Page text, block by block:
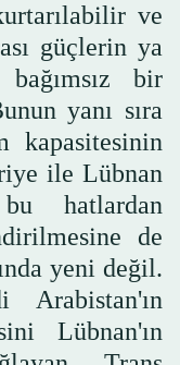
ve
güçlerin ya
bir
yanı sıra
kapasitesinin
ile Lübnan
hatlardan
de
yeni değil.
Arabistan'ın
Lübnan'ın